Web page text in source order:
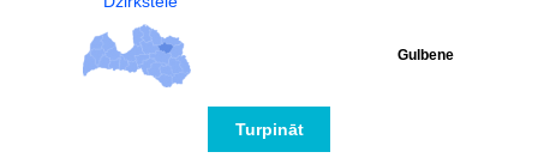
Gulbene
Turpināt